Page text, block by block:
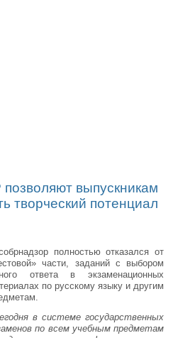
выпускникам
творческий потенциал
полностью отказался от
части, заданий с выбором
ответа в экзаменационных
по русскому языку и другим
в системе государственных
по всем учебным предметам